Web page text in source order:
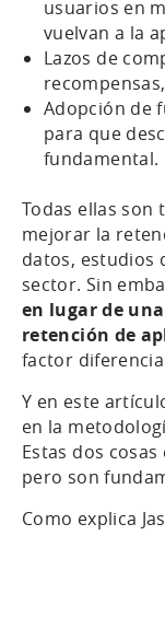
usuarios en
vuelvan a la
Lazos de
Adopción de
para que
fundamental.
Todas ellas son
mejorar la
datos, estudios
sector. Sin
en lugar de
retención de
factor
Y en este
en la
Estas dos
pero son
Como explica